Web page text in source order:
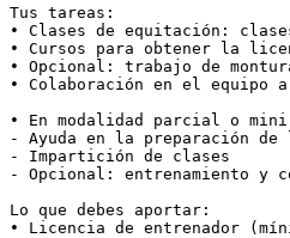
Tus tareas:
• Clases de equitación:
• Cursos para obtener la
• Opcional: trabajo de
• Colaboración en el equipo
• En modalidad parcial o
- Ayuda en la preparación
- Impartición de clases
- Opcional: entrenamiento y
Lo que debes aportar:
• Licencia de entrenador